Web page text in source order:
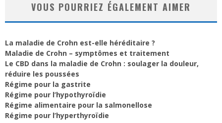
VOUS POURRIEZ ÉGALEMENT AIMER
La maladie de Crohn est-elle héréditaire ?
Maladie de Crohn – symptômes et traitement
Le CBD dans la maladie de Crohn : soulager la douleur,
réduire les poussées
Régime pour la gastrite
Régime pour l’hypothyroïdie
Régime alimentaire pour la salmonellose
Régime pour l’hyperthyroïdie